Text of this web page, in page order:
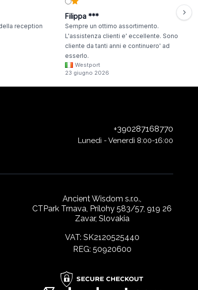
reception
Filippa ***
Sempre un ottimo assortimento.
L'assistenza clienti e' eccellente. Sono
cliente da tanti anni e continuero' ad
esserlo.
Westport
23 giugno 2026
+390287168770
Lunedì - Venerdì 8:00-16:00
Ancient Wisdom s.r.o.,
CTPark Trnava, Prílohy 583/57, 919 26
Zavar, Slovakia
VAT: SK2120525440
REG: 50920600